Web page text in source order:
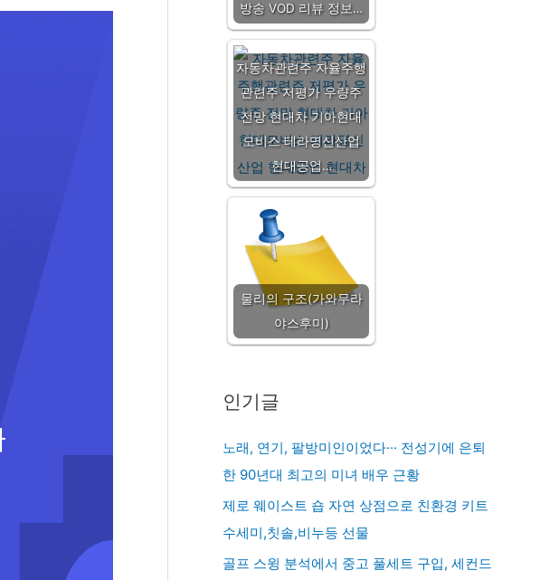
방송 VOD 리뷰 정보…
자동차관련주 자율주행
관련주 저평가 우량주
전망 현대차 기아현대
모비스 테라명신산업
현대공업…
물리의 구조(가와무라
야스후미)
인기글
노래, 연기, 팔방미인이었다··· 전성기에 은퇴
한 90년대 최고의 미녀 배우 근황
제로 웨이스트 숍 자연 상점으로 친환경 키트
수세미,칫솔,비누등 선물
골프 스윙 분석에서 중고 풀세트 구입, 세컨드